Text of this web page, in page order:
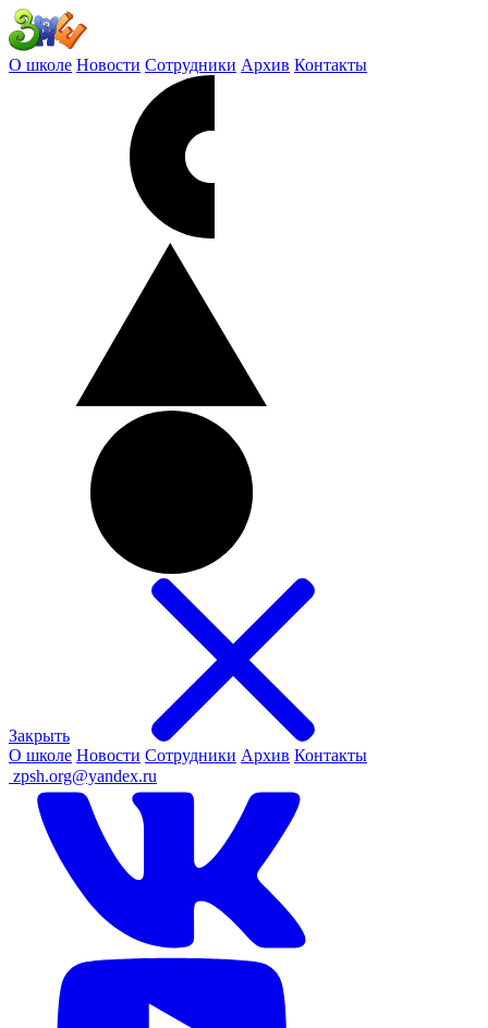
О школе Новости Сотрудники Архив Контакты
Закрыть
О школе Новости Сотрудники Архив Контакты
zpsh.org@yandex.ru